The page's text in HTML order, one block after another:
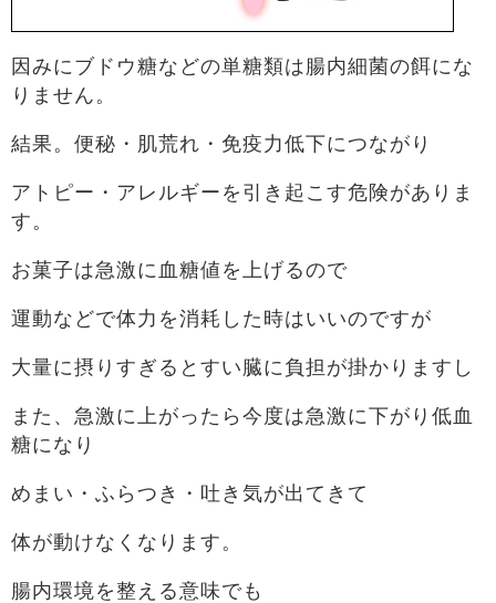
因みにブドウ糖などの単糖類は腸内細菌の餌にな
りません。
結果。便秘・肌荒れ・免疫力低下につながり
アトピー・アレルギーを引き起こす危険がありま
す。
お菓子は急激に血糖値を上げるので
運動などで体力を消耗した時はいいのですが
大量に摂りすぎるとすい臓に負担が掛かりますし
また、急激に上がったら今度は急激に下がり低血
糖になり
めまい・ふらつき・吐き気が出てきて
体が動けなくなります。
腸内環境を整える意味でも